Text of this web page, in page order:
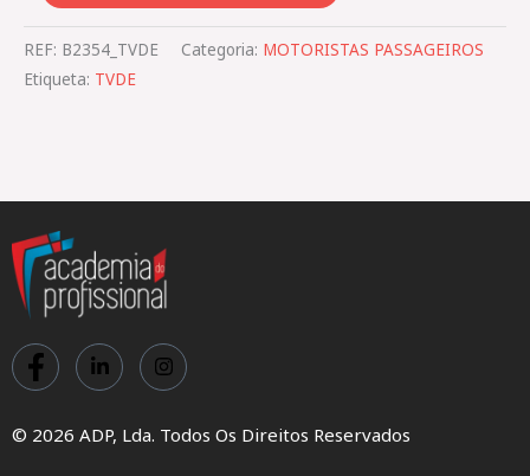
REF: B2354_TVDE Categoria: MOTORISTAS PASSAGEIROS
Etiqueta: TVDE
© 2026 ADP, Lda. Todos Os Direitos Reservados